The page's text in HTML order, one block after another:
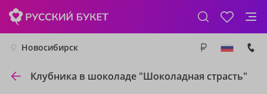
Новосибирск
Клубника в шоколаде "Шоколадная страсть"